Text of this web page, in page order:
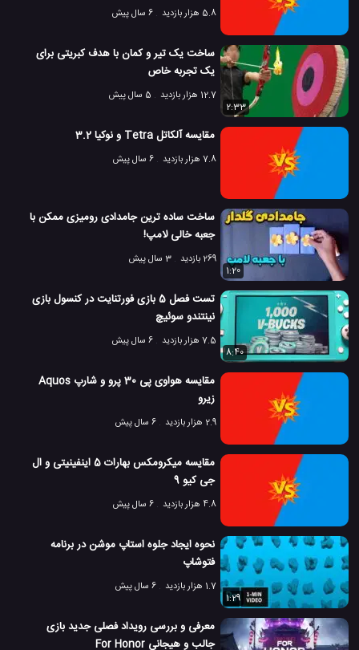
5.8 هزار بازدید 6 سال پیش
ساخت یک تیر و کمان با هدف کبریتی برای
یک تجربه خاص
12.7 هزار بازدید
5 سال پیش
2:33
مقایسه آلکاتل Tetra و نوکیا 3.2
7.8 هزار بازدید 6 سال پیش
ساخت ساده ترین جامدادی رومیزی ممکن با
جعبه خالی لامپ!
269 بازدید
3 سال پیش
1:20
تست فصل 5 بازی فورتنایت در کنسول بازی
نینتندو سوئیچ
7.5 هزار بازدید
6 سال پیش
8:40
مقایسه هواوی پی 30 پرو و شارپ Aquos
زیرو
2.9 هزار بازدید 6 سال پیش
مقایسه میکرومکس بهارات 5 اینفینیتی و ال
جی کیو 9
4.8 هزار بازدید 6 سال پیش
نحوه ایجاد جلوه استاپ موشن در برنامه
فتوشاپ
1.7 هزار بازدید
6 سال پیش
1:29
معرفی و بررسی رویداد فصلی جدید بازی
جالب و هیجانی For Honor